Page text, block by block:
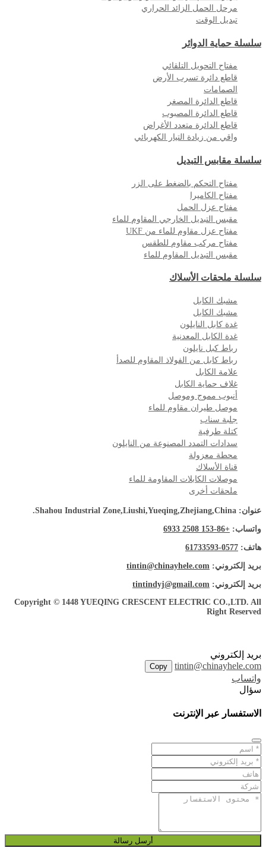
مرحل الحمل الزائد الحراري
تبديل الوقت
سلسلة حماية الدوائر
مفتاح التحويل التلقائي
قاطع دائرة تسرب الأرض
الصمامات
قاطع الدائرة المصغر
قاطع الدائرة المصبوب
قاطع الدائرة متعدد الأغراض
واقي من زيادة التيار الكهربائي
سلسلة مقابس التبديل
مفتاح التحكم بالضغط على الزر
مفتاح الكاميرا
مفتاح عزل الحمل
مقبس التبديل الخارجي المقاوم للماء
مفتاح عزل مقاوم للماء من UKF
مفتاح مركب مقاوم للطقس
مقبس التبديل المقاوم للماء
سلسلة ملحقات الأسلاك
مشبك الكابل
مشبك الكابل
غدة كابل النايلون
غدة الكابل المعدنية
رباط كبل نايلون
رباط كابل من الفولاذ المقاوم للصدأ
علامة الكابل
غلاف حماية الكابل
أنبوب مموج وموصل
موصل طيران مقاوم للماء
جلبة سناب
كتلة طرفية
سدادات التمدد المصنوعة من النايلون
محطة معزولة
قناة الأسلاك
موصلات الكابلات المقاومة للماء
ملحقات أخرى
عنوان: Shahou Industrial Zone,Liushi,Yueqing,Zhejiang,China.
واتساب: +86-153 2508 6933
هاتف: 0577-61733593
بريد إلكتروني: tintin@chinayhele.com
بريد إلكتروني: tintindyj@gmail.com
Copyright © 1448 YUEQING CRESCENT ELECTRIC CO.,LTD. All
Right Reserved
بريد إلكتروني
tintin@chinayhele.com
Copy
واتساب
سؤال
الاستفسار عبر الإنترنت
أرسل رسالة